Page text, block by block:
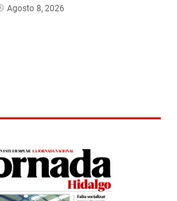
Agosto 8, 2026